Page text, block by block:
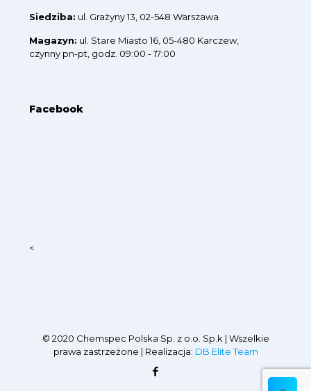
Siedziba: ul. Grażyny 13, 02-548 Warszawa
Magazyn: ul. Stare Miasto 16, 05-480 Karczew,
czynny pn-pt, godz. 09:00 - 17:00
Facebook
<
© 2020 Chemspec Polska Sp. z o.o. Sp.k | Wszelkie
prawa zastrzeżone | Realizacja: DB Elite Team